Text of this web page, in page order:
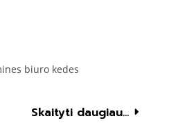
Skaityti daugiau...